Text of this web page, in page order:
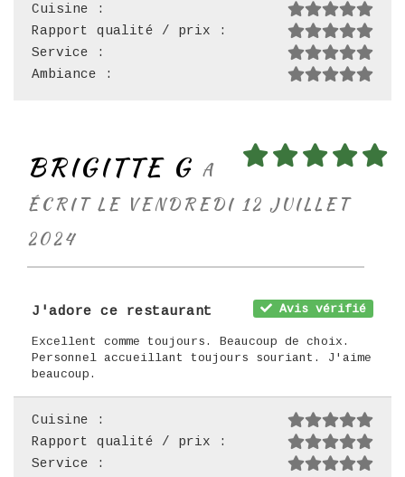
Cuisine :
Rapport qualité / prix :
Service :
Ambiance :
BRIGITTE G A
ÉCRIT LE VENDREDI 12 JUILLET
2024
Avis vérifié
J'adore ce restaurant
Excellent comme toujours. Beaucoup de choix.
Personnel accueillant toujours souriant. J'aime
beaucoup.
Cuisine :
Rapport qualité / prix :
Service :